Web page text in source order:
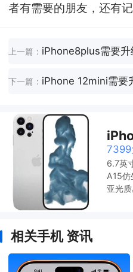
者有需要的朋友，还有
上一篇： iPhone8plus需要升
下一篇： iPhone 12mini需要
7399
6.7英
A15仿
亚光
相关手机 资讯